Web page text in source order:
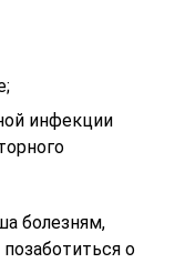
инфекции
болезням,
о